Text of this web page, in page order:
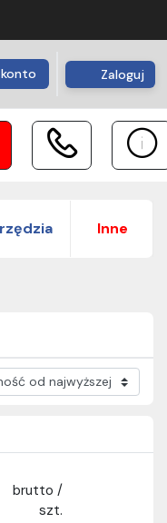
konto Zaloguj
Inne
brutto /
szt.